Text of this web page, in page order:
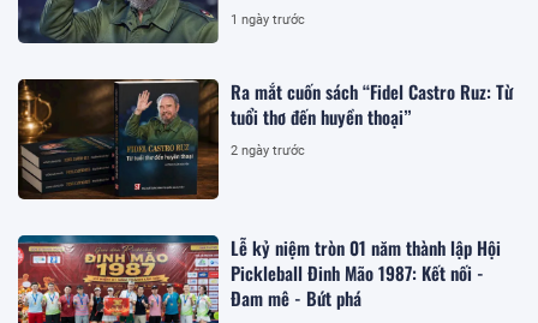
1 ngày trước
Ra mắt cuốn sách “Fidel Castro Ruz: Từ
tuổi thơ đến huyền thoại”
2 ngày trước
Lễ kỷ niệm tròn 01 năm thành lập Hội
Pickleball Đinh Mão 1987: Kết nối -
Đam mê - Bứt phá